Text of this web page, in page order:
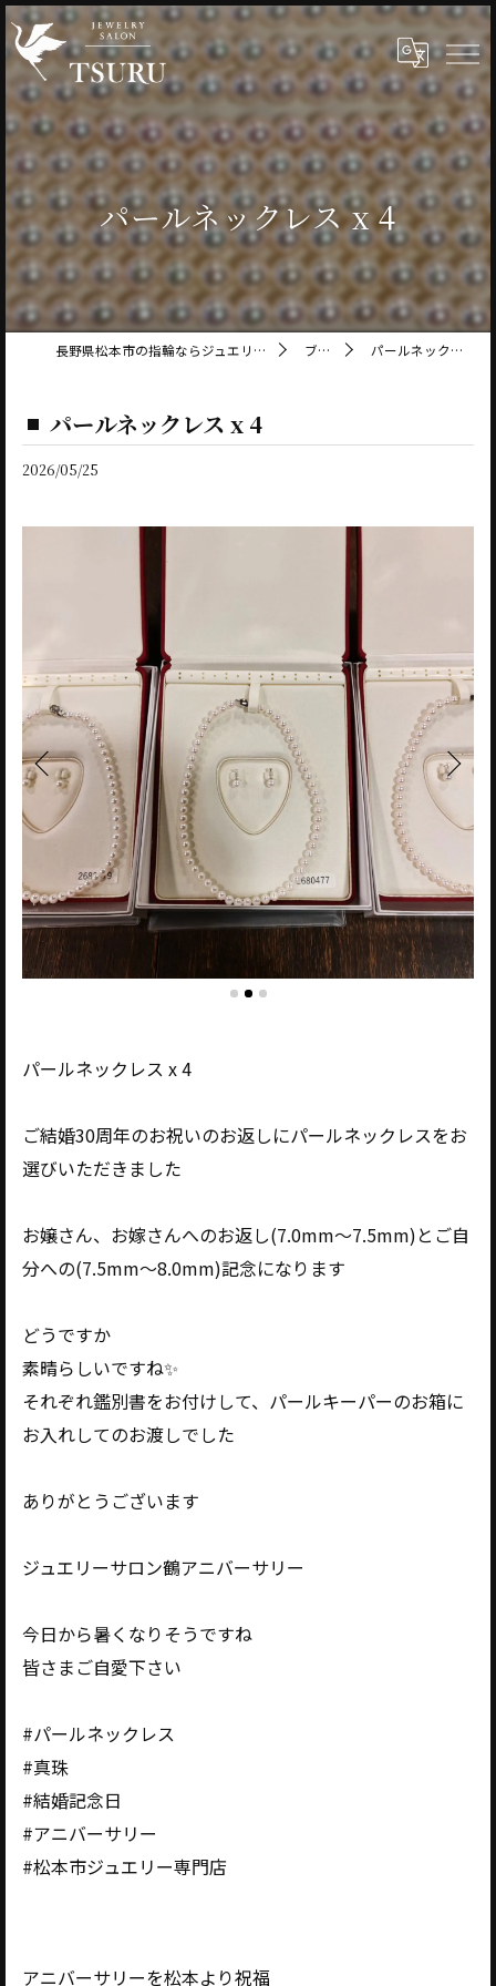
パールネックレス x 4
長野県松本市の指輪ならジュエリーサロン鶴 ブログ パールネックレス x 4
パールネックレス x 4
2026/05/25
パールネックレス x 4
ご結婚30周年のお祝いのお返しにパールネックレスをお
選びいただきました
お嬢さん、お嫁さんへのお返し(7.0mm〜7.5mm)とご自
分への(7.5mm〜8.0mm)記念になります
どうですか
素晴らしいですね✨️
それぞれ鑑別書をお付けして、パールキーパーのお箱に
お入れしてのお渡しでした
ありがとうございます
ジュエリーサロン鶴アニバーサリー
今日から暑くなりそうですね
皆さまご自愛下さい
#パールネックレス
#真珠
#結婚記念日
#アニバーサリー
#松本市ジュエリー専門店
アニバーサリーを松本より祝福